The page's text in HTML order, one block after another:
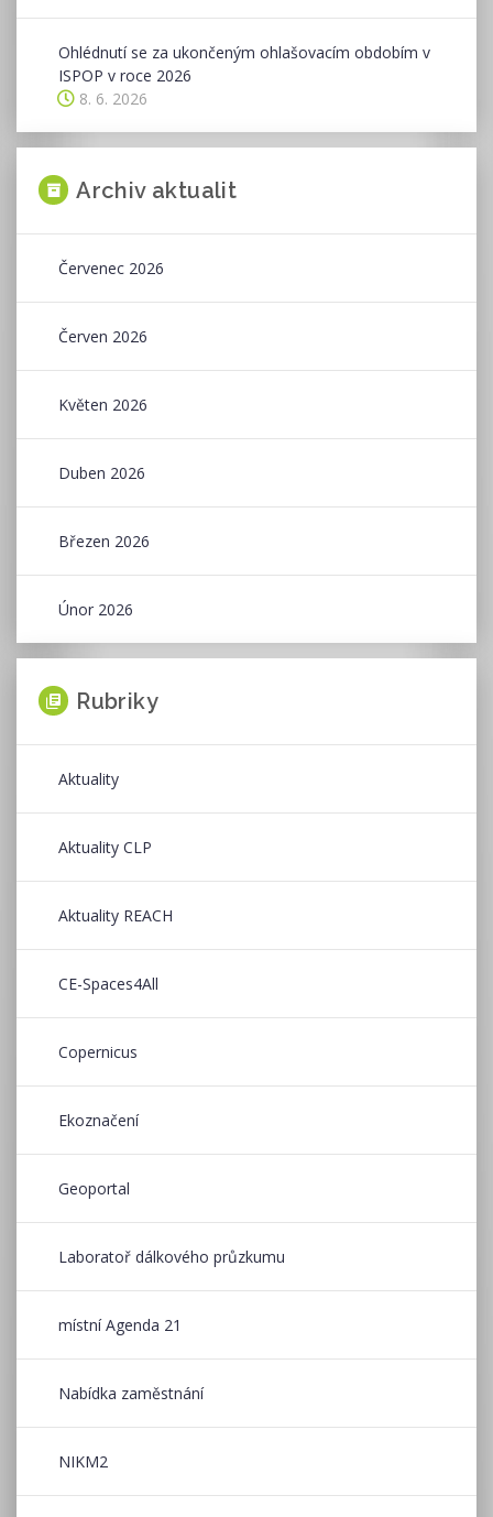
Ohlédnutí se za ukončeným ohlašovacím obdobím v
ISPOP v roce 2026
8. 6. 2026
Archiv aktualit
Červenec 2026
Červen 2026
Květen 2026
Duben 2026
Březen 2026
Únor 2026
Rubriky
Aktuality
Aktuality CLP
Aktuality REACH
CE-Spaces4All
Copernicus
Ekoznačení
Geoportal
Laboratoř dálkového průzkumu
místní Agenda 21
Nabídka zaměstnání
NIKM2